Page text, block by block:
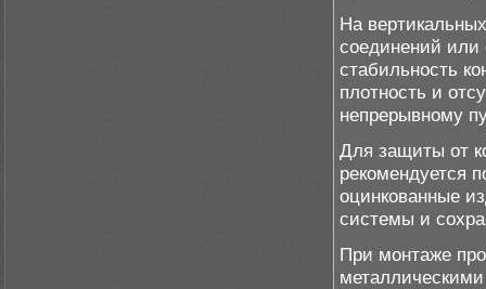
На
соединений или
стабильность
плотность и
непрерывному
Для защиты от
рекомендуется
оцинкованные
системы и
При монтаже